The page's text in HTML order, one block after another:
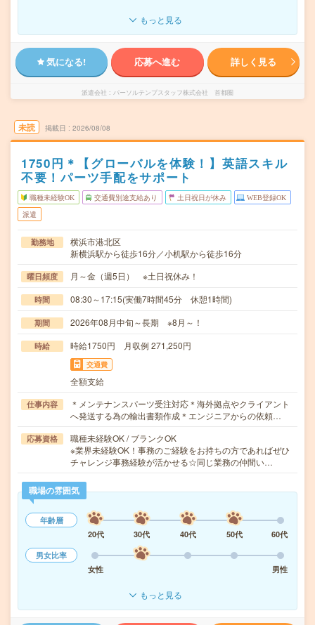
もっと見る
気になる! 応募へ進む 詳しく見る
派遣会社 パーソルテンプスタッフ株式会社 首都圏
未読 掲載日 2026/08/08
1750円＊【グローバルを体験！】英語スキル
不要！パーツ手配をサポート
職種未経験OK 交通費別途支給あり 土日祝日が休み WEB登録OK
派遣
勤務地
横浜市港北区
新横浜駅から徒歩16分／小机駅から徒歩16分
曜日頻度 月～金（週5日） ※土日祝休み！
時間 08:30～17:15(実働7時間45分 休憩1時間)
期間 2026年08月中旬～長期 ※8月～！
時給 時給1750円 月収例 271,250円
交通費
全額支給
仕事内容
＊メンテナンスパーツ受注対応＊海外拠点やクライアント
へ発送する為の輸出書類作成＊エンジニアからの依頼…
応募資格
職種未経験OK / ブランクOK
※業界未経験OK！事務のご経験をお持ちの方であればぜひ
チャレンジ事務経験が活かせる☆同じ業務の仲間い…
職場の雰囲気
年齢層
20代
30代 40代 50代
60代
男女比率
女性
男性
もっと見る